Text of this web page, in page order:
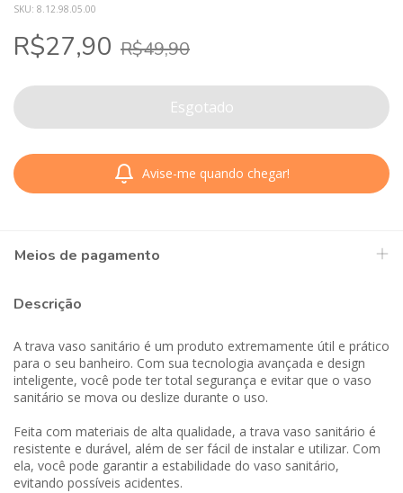
SKU: 8.12.98.05.00
R$27,90 R$49,90
Avise-me quando chegar!
Meios de pagamento
Descrição
A trava vaso sanitário é um produto extremamente útil e prático
para o seu banheiro. Com sua tecnologia avançada e design
inteligente, você pode ter total segurança e evitar que o vaso
sanitário se mova ou deslize durante o uso.
Feita com materiais de alta qualidade, a trava vaso sanitário é
resistente e durável, além de ser fácil de instalar e utilizar. Com
ela, você pode garantir a estabilidade do vaso sanitário,
evitando possíveis acidentes.